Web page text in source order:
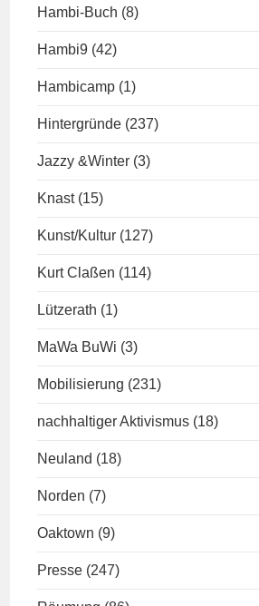
Hambi-Buch (8)
Hambi9 (42)
Hambicamp (1)
Hintergründe (237)
Jazzy &Winter (3)
Knast (15)
Kunst/Kultur (127)
Kurt Claßen (114)
Lützerath (1)
MaWa BuWi (3)
Mobilisierung (231)
nachhaltiger Aktivismus (18)
Neuland (18)
Norden (7)
Oaktown (9)
Presse (247)